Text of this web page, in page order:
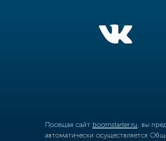
Посещая сайт boomstarter.ru , вы
автоматически осуществляется